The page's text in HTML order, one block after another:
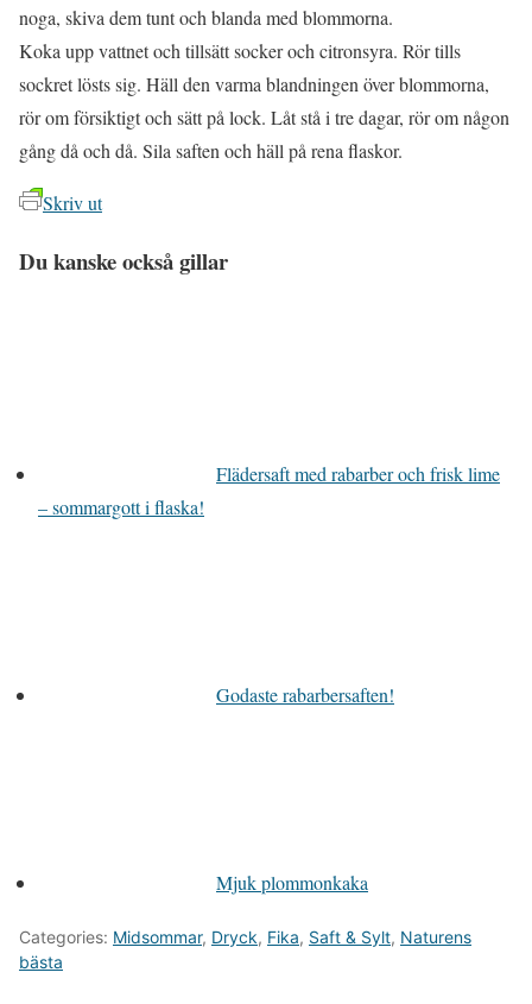
noga, skiva dem tunt och blanda med blommorna.
Koka upp vattnet och tillsätt socker och citronsyra. Rör tills
sockret lösts sig. Häll den varma blandningen över blommorna,
rör om försiktigt och sätt på lock. Låt stå i tre dagar, rör om någon
gång då och då. Sila saften och häll på rena flaskor.
Skriv ut
Du kanske också gillar
Flädersaft med rabarber och frisk lime
– sommargott i flaska!
Godaste rabarbersaften!
Mjuk plommonkaka
Categories: Midsommar, Dryck, Fika, Saft & Sylt, Naturens
bästa